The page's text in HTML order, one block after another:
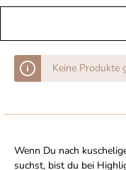
Keine Produkte
Wenn Du nach
suchst, bist du bei